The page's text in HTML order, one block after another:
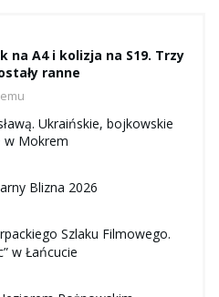
na A4 i kolizja na S19. Trzy
ranne
Ukraińskie, bojkowskie
w Mokrem
Blizna 2026
Szlaku Filmowego.
w Łańcucie